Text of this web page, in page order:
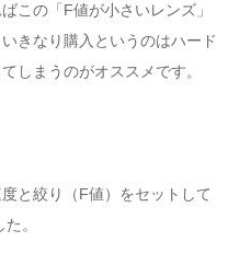
この「F値が小さいレンズ」
きなり購入というのはハード
しまうのがオススメです。
と絞り（F値）をセットして
。